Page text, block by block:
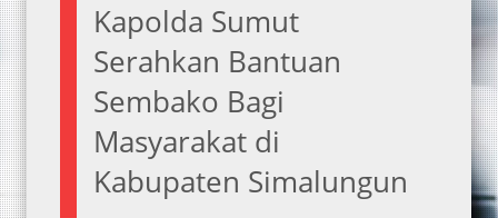
Kapolda Sumut
Serahkan Bantuan
Sembako Bagi
Masyarakat di
Kabupaten Simalungun